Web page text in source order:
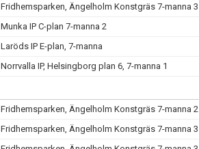
Fridhemsparken, Ängelholm Konstgräs 7-manna 3
Munka IP C-plan 7-manna 2
Laröds IP E-plan, 7-manna
Norrvalla IP, Helsingborg plan 6, 7-manna 1
Fridhemsparken, Ängelholm Konstgräs 7-manna 2
Fridhemsparken, Ängelholm Konstgräs 7-manna 3